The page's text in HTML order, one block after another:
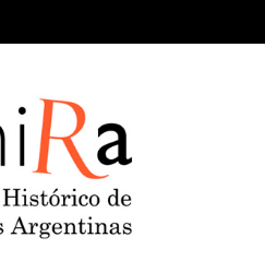
content